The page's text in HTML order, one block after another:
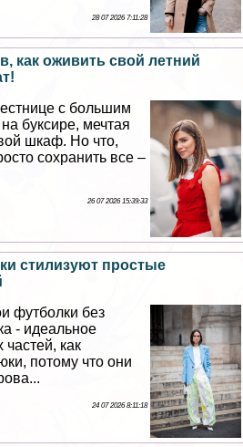
28 07 2026 7:11:28
как оживить свой летний
с большим
буксире, мечтая
шкаф. Но что,
сохранить все –
26 07 2026 15:39:33
стилизуют простые
футболки без
- идеальное
частей, как
потому что они
24 07 2026 8:11:18